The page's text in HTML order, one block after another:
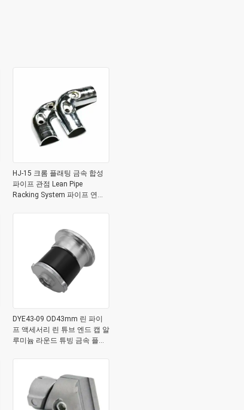
HJ-15 크롬 플래팅 금속 합성
파이프 관점 Lean Pipe
Racking System 파이프 연결
DYE43-09 OD43mm 린 파이
프 액세서리 린 튜브 엔드 캡 알
루미늄 라운드 튜빙 금속 플러